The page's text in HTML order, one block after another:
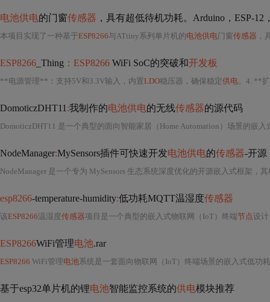
电池供电的门窗传感器 ，具有超低待机功耗。Arduino，ESP-
本项目实现了一种基于ESP8266与ATtiny系列单片机的电池供电门窗传感器 ，具
ESP8266 _Thing ：ESP8266 WiFi SoC的突破和开发板
**电源管理** ： 支持5V和3.3V输入，内置LDO稳压器，确保稳定供电。4. **
DomoticzDHT11 :我制作的电池供电的无线传感器的源代码
NodeManager:MySensors插件可快速开发电池供电的传感器-开源
NodeManager 是一个专为 MySensors 生态系统深度优化的开源嵌入式框架，
esp8266-temperature-humidity:低功耗MQTT温湿度传感器
该ESP8266温湿度传感器项目是一个典型的嵌入式物联网（IoT）终端节点设计，其核
ESP8266WiFi管理电池.rar
ESP8266 WiFi管理电池系统是一套面向物联网（IoT）终端场景的嵌入式低功耗远程监
基于esp32单片机的锂电池智能监控系统的供电模块推荐